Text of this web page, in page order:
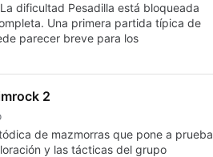
dificultad Pesadilla está bloqueada
Una primera partida típica de
parecer breve para los
2
de mazmorras que pone a prueba
y las tácticas del grupo